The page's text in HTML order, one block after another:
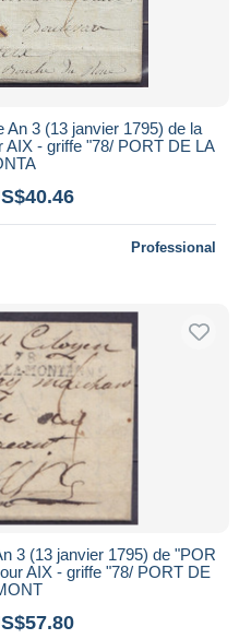
An 3 (13 janvier 1795) de la
AIX - griffe "78/ PORT DE LA
Professional
3 (13 janvier 1795) de "POR
AIX - griffe "78/ PORT DE